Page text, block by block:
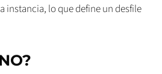
instancia, lo que define un desfile